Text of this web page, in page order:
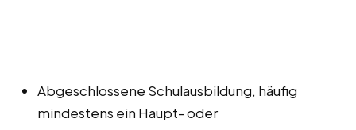
Abgeschlossene Schulausbildung, häufig
mindestens ein Haupt- oder